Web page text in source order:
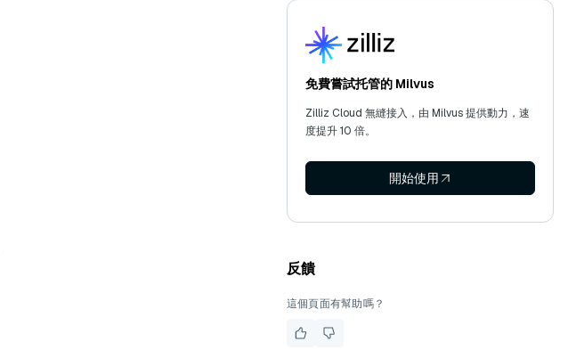
免費嘗試托管的 Milvus
Zilliz Cloud 無縫接入，由 Milvus 提供動力，速
度提升 10 倍。
開始使用
反饋
這個頁面有幫助嗎？